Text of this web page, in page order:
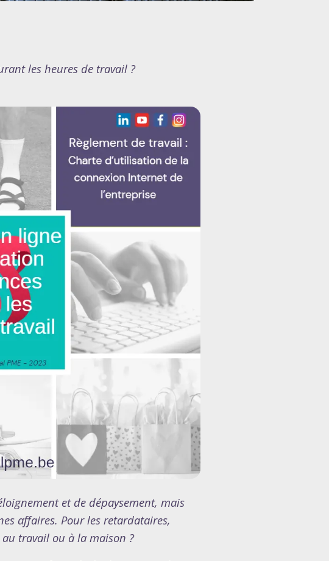
les heures de travail ?
et de dépaysement, mais
affaires. Pour les retardataires,
travail ou à la maison ?